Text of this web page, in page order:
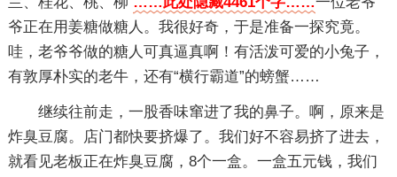
爷正在用姜糖做糖人。我很好奇，于是准备一探究竟。
哇，老爷爷做的糖人可真逼真啊！有活泼可爱的小兔子，
有敦厚朴实的老牛，还有“横行霸道”的螃蟹……
继续往前走，一股香味窜进了我的鼻子。啊，原来是
炸臭豆腐。店门都快要挤爆了。我们好不容易挤了进去，
就看见老板正在炸臭豆腐，8个一盒。一盒五元钱，我们